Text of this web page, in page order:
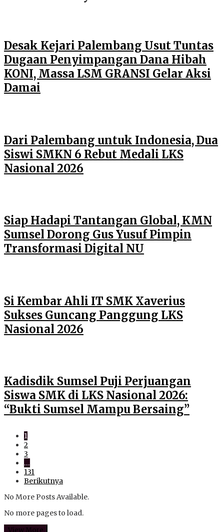
Desak Kejari Palembang Usut Tuntas
Dugaan Penyimpangan Dana Hibah
KONI, Massa LSM GRANSI Gelar Aksi
Damai
Dari Palembang untuk Indonesia, Dua
Siswi SMKN 6 Rebut Medali LKS
Nasional 2026
Siap Hadapi Tantangan Global, KMN
Sumsel Dorong Gus Yusuf Pimpin
Transformasi Digital NU
Si Kembar Ahli IT SMK Xaverius
Sukses Guncang Panggung LKS
Nasional 2026
Kadisdik Sumsel Puji Perjuangan
Siswa SMK di LKS Nasional 2026:
“Bukti Sumsel Mampu Bersaing”
1
2
3
…
131
Berikutnya
No More Posts Available.
No more pages to load.
View More